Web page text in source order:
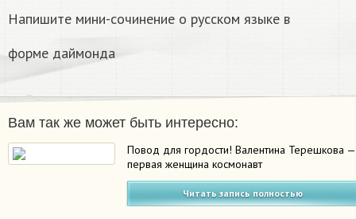
Напишите мини-сочинение о русском языке в
форме даймонда
Вам так же может быть интересно:
Повод для гордости! Валентина Терешкова —
первая женщина космонавт
Читать запись полностью